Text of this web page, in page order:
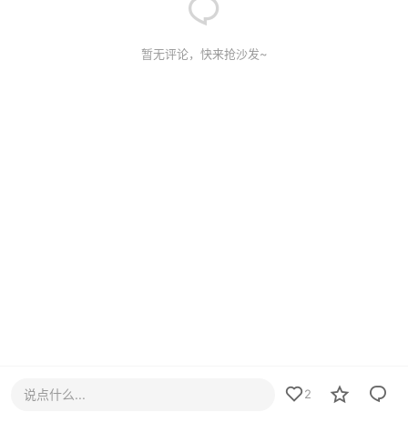
暂无评论，快来抢沙发~
说点什么... 2